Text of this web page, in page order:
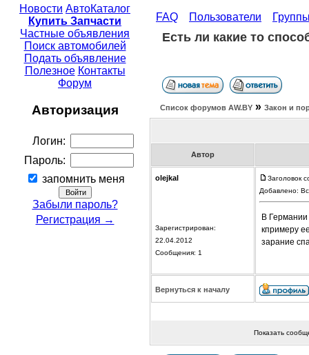
Новости АвтоКаталог
Купить Запчасти
Частные объявления
Поиск автомобилей
Подать объявление
Полезное Контакты
Форум
Авторизация
Логин:
Пароль:
запомнить меня
Забыли пароль?
Регистрация →
FAQ Пользователи
Есть ли какие то
Список форумов АW.BY » Закон и
Автор
olejkal
Зарегистрирован:
22.04.2012
Сообщения: 1
Заголовок
Добавлено:
В Германии
кпримеру
зарание
Вернуться к началу
Показать